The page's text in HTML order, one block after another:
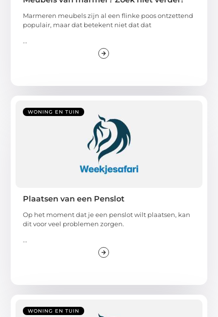
Marmeren meubels zijn al een flinke poos ontzettend
populair, maar dat betekent niet dat dat
...
WONING EN TUIN
Plaatsen van een Penslot
Op het moment dat je een penslot wilt plaatsen, kan
dit voor veel problemen zorgen.
...
WONING EN TUIN